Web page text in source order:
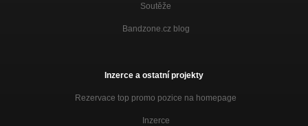
Soutěže
Bandzone.cz blog
Inzerce a ostatní projekty
Rezervace top promo pozice na homepage
Inzerce